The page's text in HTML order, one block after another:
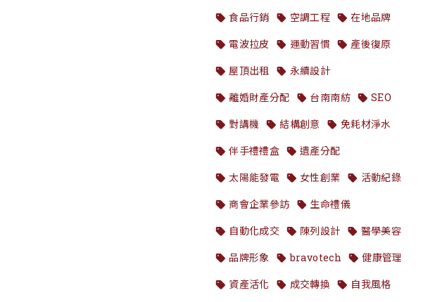
食品行銷
空調工程
在地品牌
電波拉皮
運動習慣
產後復原
屋頂出租
永續設計
離婚財產分配
台南南紡
SEO
對講機
結構創意
免耗材淨水
伴手禮禮盒
遺產分配
太陽能發電
女性創業
活動紀錄
商會企業參訪
生命禮儀
自動化成交
陳列設計
醫學美容
品牌形象
bravotech
健康管理
資產活化
成交轉換
自我風格